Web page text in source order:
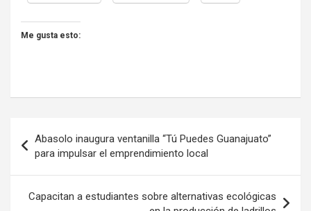
Me gusta esto:
de
entradas
Abasolo inaugura ventanilla “Tú Puedes Guanajuato”
para impulsar el emprendimiento local
Capacitan a estudiantes sobre alternativas ecológicas